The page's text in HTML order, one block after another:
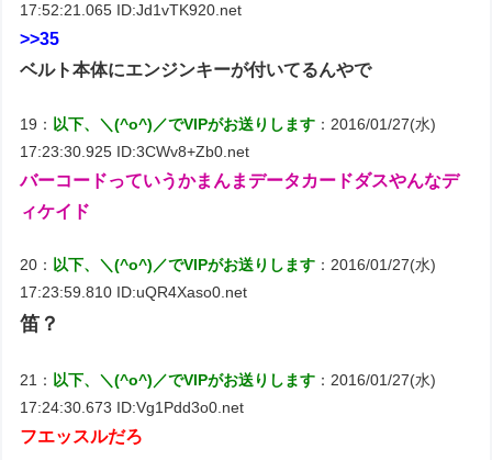
17:52:21.065 ID:Jd1vTK920.net
>>35
ベルト本体にエンジンキーが付いてるんやで
19： 以下、＼(^o^)／でVIPがお送りします ：2016/01/27(水)
17:23:30.925 ID:3CWv8+Zb0.net
バーコードっていうかまんまデータカードダスやんなデ
ィケイド
20： 以下、＼(^o^)／でVIPがお送りします ：2016/01/27(水)
17:23:59.810 ID:uQR4Xaso0.net
笛？
21： 以下、＼(^o^)／でVIPがお送りします ：2016/01/27(水)
17:24:30.673 ID:Vg1Pdd3o0.net
フエッスルだろ